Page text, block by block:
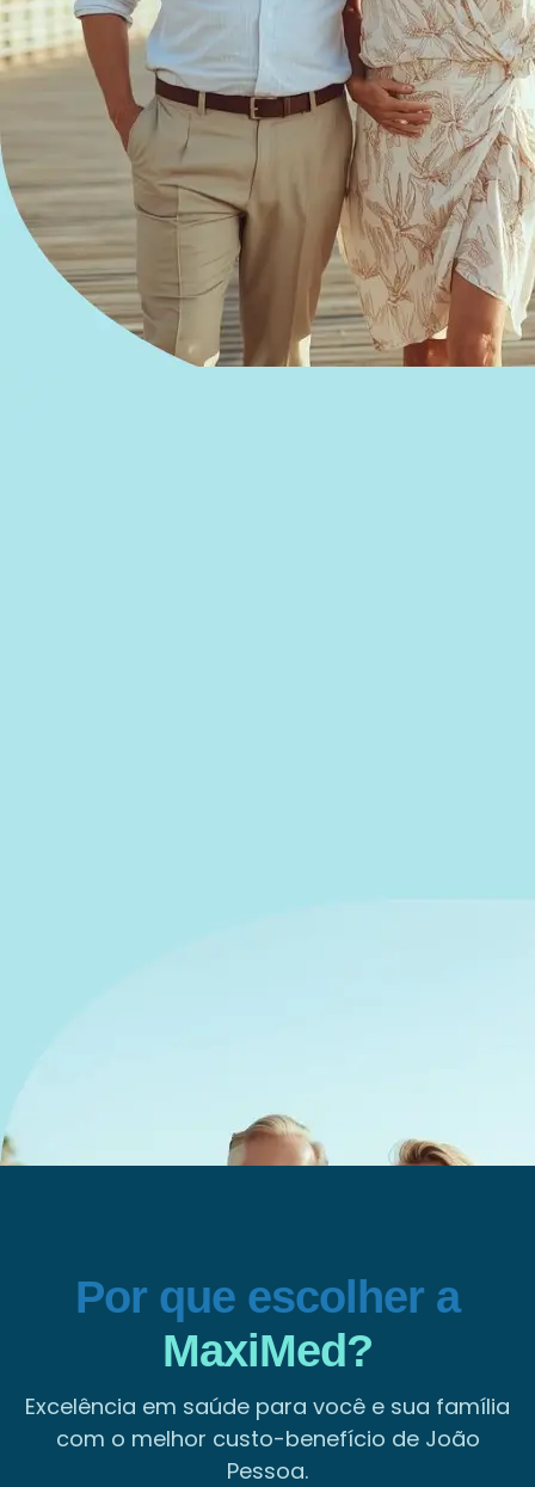
Por que escolher a
MaxiMed?
Excelência em saúde para você e sua família
com o melhor custo-benefício de João
Pessoa.